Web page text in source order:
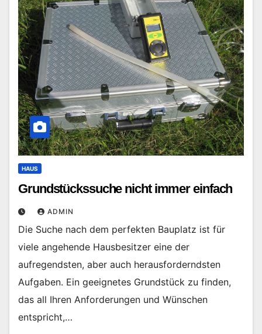
HAUS
Grundstückssuche nicht immer einfach
ADMIN
Die Suche nach dem perfekten Bauplatz ist für
viele angehende Hausbesitzer eine der
aufregendsten, aber auch herausforderndsten
Aufgaben. Ein geeignetes Grundstück zu finden,
das all Ihren Anforderungen und Wünschen
entspricht,…